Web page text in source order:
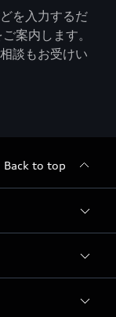
を入力するだ
案内します。
談もお受けい
Back to top